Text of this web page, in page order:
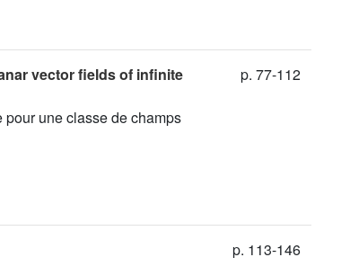
vector fields of infinite
une classe de champs
p. 77-112
p. 113-146